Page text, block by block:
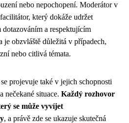
nebo nepochopení. Moderátor v
který dokáže udržet
a respektujícím
je obzvláště důležitá v případech,
nebo citlivá témata.
projevuje také v jejich schopnosti
nečekané situace. Každý rozhovor
se může vyvíjet
, a právě zde se ukazuje skutečná